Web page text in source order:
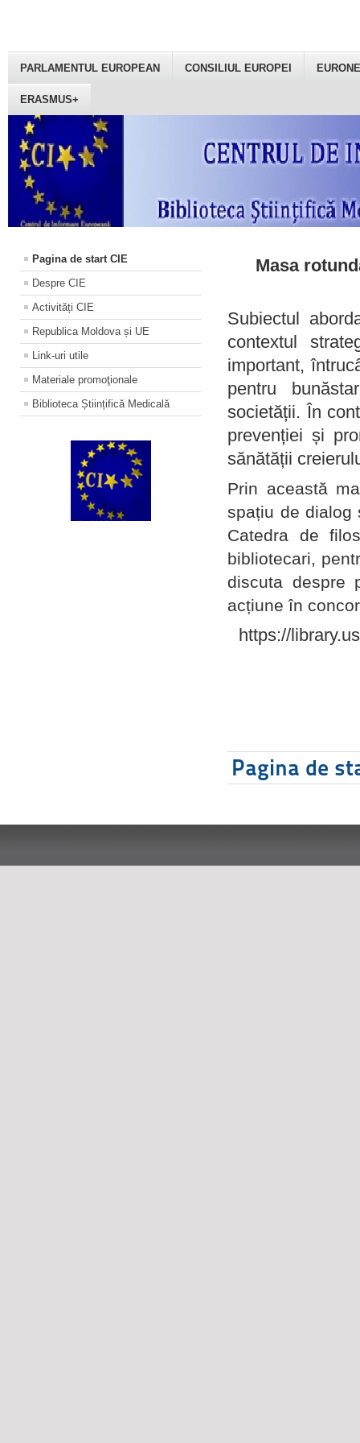
PARLAMENTUL EUROPEAN CONSILIUL EUROPEI
ERASMUS+
Pagina de start CIE
Despre CIE
Activități CIE
Republica Moldova și UE
Link-uri utile
Materiale promoţionale
Biblioteca Științifică Medicală
Masa
Subiectul
contextul
important,
pentru
societății. În
prevenției și
sănătății
Prin această
spațiu de dialog
Catedra de
bibliotecari,
discuta despre
acțiune în
https://
Pagina de